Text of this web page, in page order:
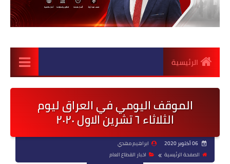
الرئيسية
الموقف اليومي في العراق ليوم
الثلاثاء ٦ تشرين الاول ٢٠٢٠
ابراهيم مهدي
الصفحة الرئيسية
اخبار القطاع العام